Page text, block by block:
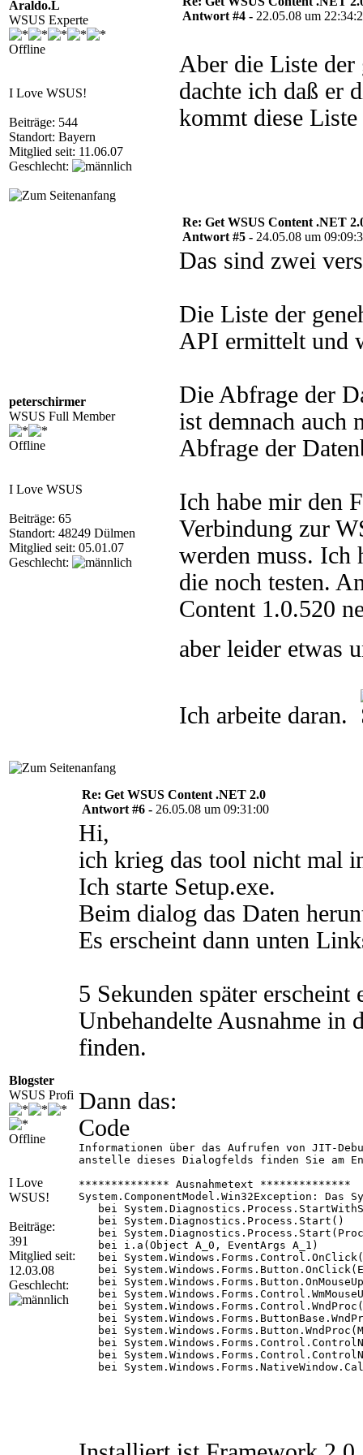
Araldo.L
WSUS Experte
Offline
I Love WSUS!
Beiträge: 544
Standort: Bayern
Mitglied seit: 11.06.07
Geschlecht:
Antwort #4 - 22.05.08 um
Aber die Liste der
dachte ich daß er
kommt diese
peterschirmer
WSUS Full Member
Offline
I Love WSUS
Beiträge: 65
Standort: 48249 Dülmen
Mitglied seit: 05.01.07
Geschlecht:
Re: Get WSUS Content .NET
Antwort #5 - 24.05.08 um
Das sind zwei
Die Liste der
API ermittelt und
Die Abfrage der
ist demnach auch
Abfrage der
Ich habe mir den
Verbindung zur
werden muss. Ich
die noch testen.
Content 1.0.520
aber leider etwas
Ich arbeite daran.
Blogster
WSUS Profi
Offline
I Love
WSUS!
Beiträge:
391
Mitglied seit:
12.03.08
Geschlecht:
Re: Get WSUS Content .NET 2.0
Antwort #6 - 26.05.08 um 09:31:00
Hi,
ich krieg das tool nicht mal
Ich starte Setup.exe.
Beim dialog das Daten
Es erscheint dann unten
5 Sekunden später
Unbehandelte Ausnahme in
finden.
Dann das:
Code
Informationen über das Aufrufen von JIT-
anstelle dieses Dialogfelds finden Sie am
************** Ausnahmetext **************
System.ComponentModel.Win32Exception:
bei
bei System.Diagnostics.Process.Start()
bei
bei i.a(Object A_0, EventArgs A_1)
bei
bei
bei
bei
bei
bei
bei
bei
bei
bei
Win32-Version: 2.0.50727.1433
CodeBase: file:///c:/WINDOWS/